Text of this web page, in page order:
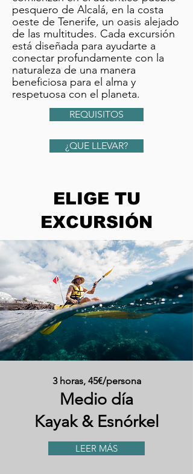
pesquero de Alcalá, en la costa
oeste de Tenerife, un oasis alejado
de las multitudes. Cada excursión
está diseñada para ayudarte a
conectar profundamente con la
naturaleza de una manera
beneficiosa para el alma y
respetuosa con el planeta.
REQUISITOS
¿QUE LLEVAR?
ELIGE TU
EXCURSIÓN
3 horas, 45€/persona
Medio día
Kayak & Esnórkel
LEER MÁS